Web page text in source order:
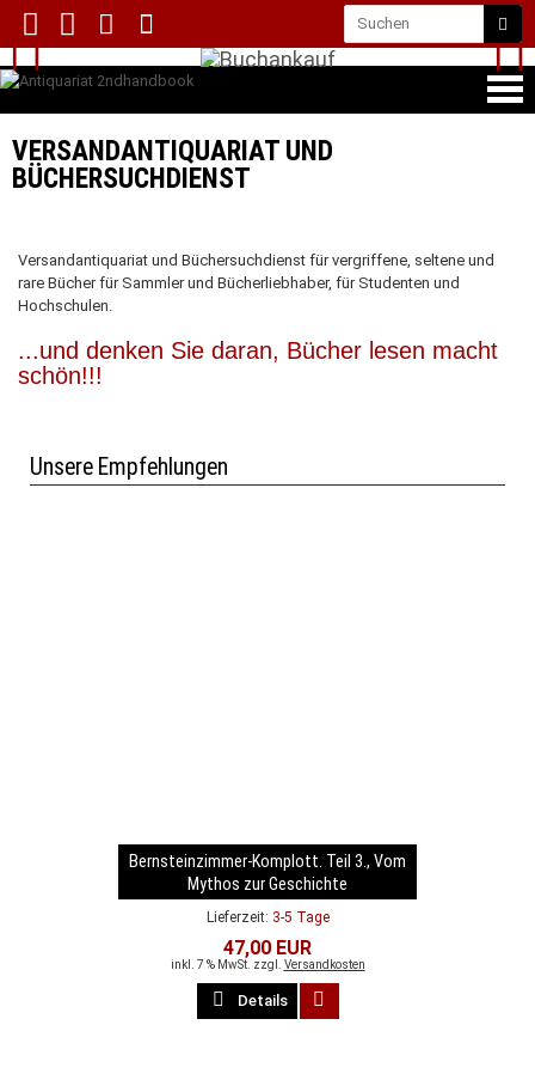
VERSANDANTIQUARIAT UND
BÜCHERSUCHDIENST
Versandantiquariat und Büchersuchdienst für vergriffene, seltene und
rare Bücher für Sammler und Bücherliebhaber, für Studenten und
Hochschulen.
...und denken Sie daran, Bücher lesen macht
schön!!!
Unsere Empfehlungen
Bernsteinzimmer-Komplott. Teil 3., Vom
Mythos zur Geschichte
Lieferzeit: 3-5 Tage
47,00 EUR
inkl. 7 % MwSt. zzgl. Versandkosten
Details